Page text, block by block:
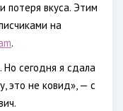
потеря вкуса. Этим
на
.
Но сегодня я сдала
это не ковид», — с